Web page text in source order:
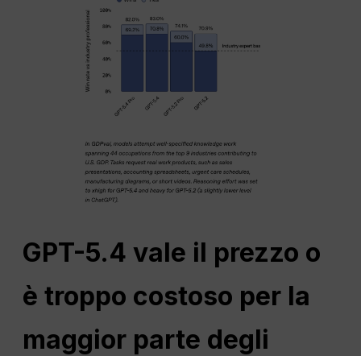
GPT-5.4 vale il prezzo o
è troppo costoso per la
maggior parte degli